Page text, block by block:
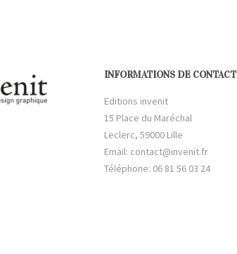
INFORMATIONS DE CONTACT
Editions invenit
15 Place du Maréchal
Leclerc, 59000 Lille
Email: contact@invenit.fr
Téléphone: 06 81 56 03 24